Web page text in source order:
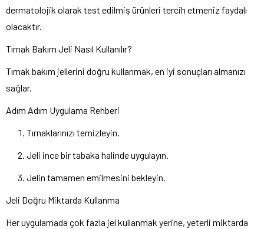
dermatolojik olarak test edilmiş ürünleri tercih etmeniz faydalı
olacaktır.
Tırnak Bakım Jeli Nasıl Kullanılır?
Tırnak bakım jellerini doğru kullanmak, en iyi sonuçları almanızı
sağlar.
Adım Adım Uygulama Rehberi
Tırnaklarınızı temizleyin.
Jeli ince bir tabaka halinde uygulayın.
Jelin tamamen emilmesini bekleyin.
Jeli Doğru Miktarda Kullanma
Her uygulamada çok fazla jel kullanmak yerine, yeterli miktarda